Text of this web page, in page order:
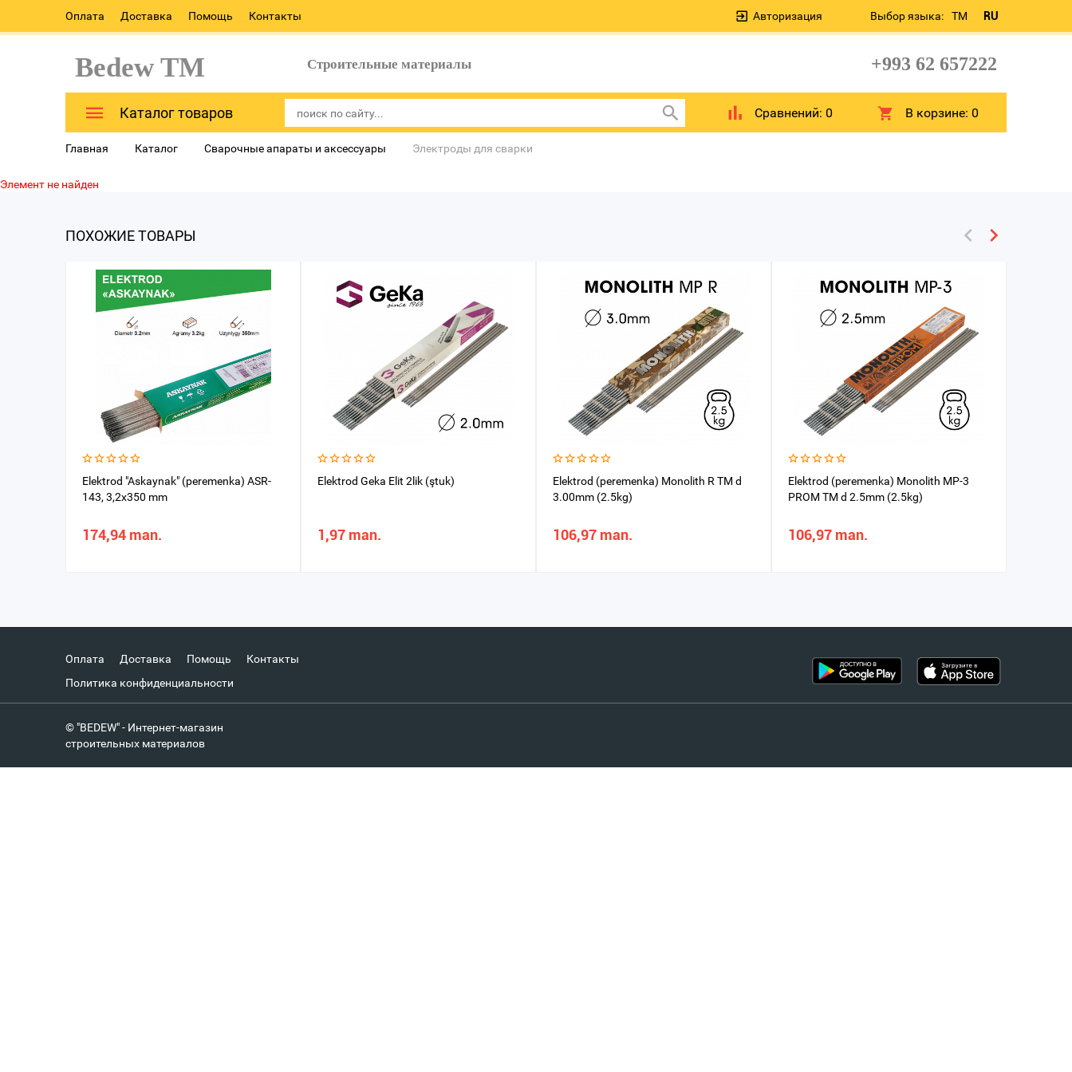
Оплата Доставка Помощь Контакты Выбор языка: TM RU
Авторизация
Bedew TM Строительные материалы +993 62 657222
Каталог товаров Сравнений: 0 В корзине:0
Главная Каталог Сварочные апараты и аксессуары Электроды для сварки
Элемент не найден
ПОХОЖИЕ ТОВАРЫ
Elektrod "Askaynak" (peremenka) ASR-
143, 3,2x350 mm
174,94 man.
Elektrod Geka Elit 2lik (ştuk)
1,97 man.
Elektrod (peremenka) Monolith R TM d
3.00mm (2.5kg)
106,97 man.
Elektrod (peremenka) Monolith MP-3
PROM TM d 2.5mm (2.5kg)
106,97 man.
Оплата Доставка Помощь
Контакты
Политика конфиденциальности
© "BEDEW" - Интернет-магазин
строительных материалов